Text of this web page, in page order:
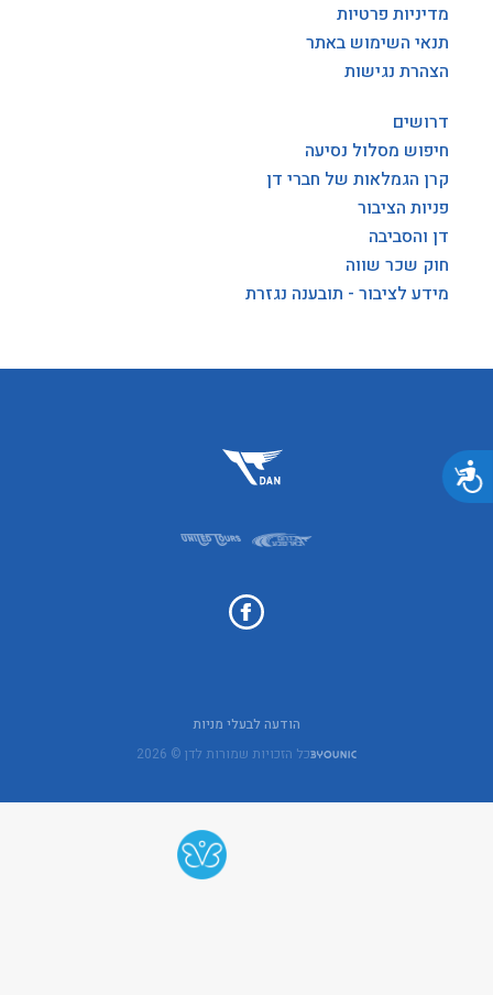
נגישות
מדיניות פרטיות
תנאי השימוש באתר
הצהרת נגישות
דרושים
חיפוש מסלול נסיעה
קרן הגמלאות של חברי דן
פניות הציבור
דן והסביבה
חוק שכר שווה
מידע לציבור - תובענה נגזרת
הודעה לבעלי מניות
כל הזכויות שמורות לדן © 2026